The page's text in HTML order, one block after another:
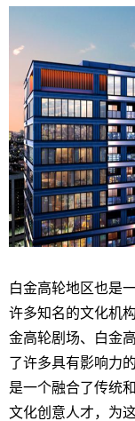
白金高轮地区也是
许多知名的文化机
金高轮剧场、白金
了许多具有影响力
是一个融合了传统
文化创意人才，为